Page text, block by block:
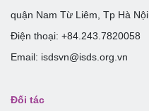
quận Nam Từ Liêm, Tp Hà Nội.
Điện thoại: +84.243.7820058
Email: isdsvn@isds.org.vn
Đối tác